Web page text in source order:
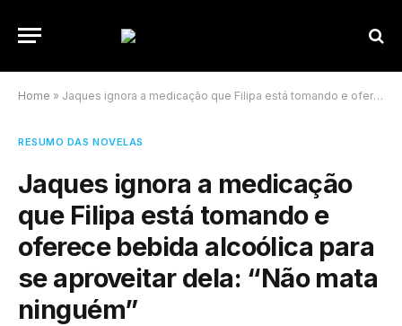
Home » Jaques ignora a medicação que Filipa está tomando e oferece bebida alcoólica para se aproveitar dela: “Não mata ninguém”
RESUMO DAS NOVELAS
Jaques ignora a medicação
que Filipa está tomando e
oferece bebida alcoólica para
se aproveitar dela: “Não mata
ninguém”